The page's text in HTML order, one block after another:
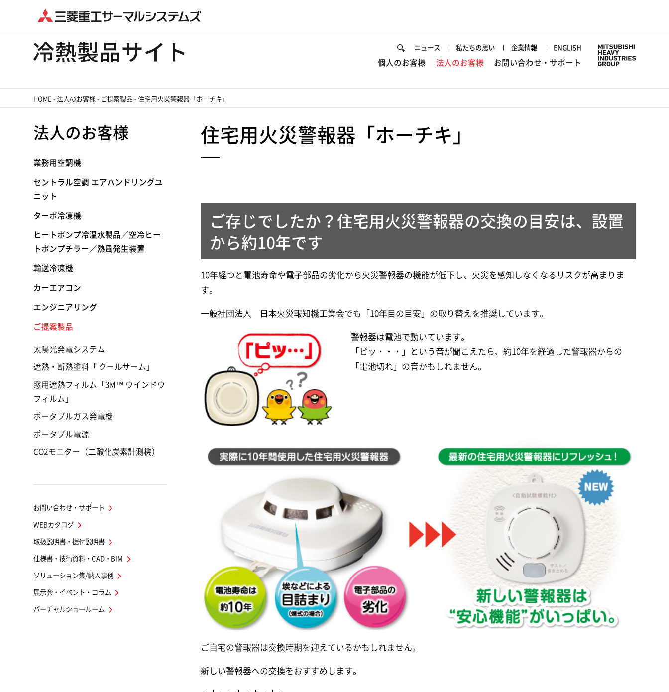
ニュース 私たちの思い 企業情報 ENGLISH
個人のお客様 法人のお客様 お問い合わせ・サポート
HOME -法人のお客様 - ご提案製品 -住宅用火災警報器「ホーチキ」
住宅用火災警報器「ホーチキ」
ご存じでしたか？住宅用火災警報器の交換の目安は、設置
から約10年です
10年経つと電池寿命や電子部品の劣化から火災警報器の機能が低下し、火災を感知しなくなるリスクが高まりま
す。
一般社団法人 日本火災報知機工業会でも「10年目の目安」の取り替えを推奨しています。
警報器は電池で動いています。
「ピッ・・・」という音が聞こえたら、約10年を経過した警報器からの
「電池切れ」の音かもしれません。
ご自宅の警報器は交換時期を迎えているかもしれません。
新しい警報器への交換をおすすめします。
法人のお客様
業務用空調機
セントラル空調 エアハンドリングユ
ニット
ターボ冷凍機
ヒートポンプ冷温水製品／空冷ヒー
トポンプチラー／熱風発生装置
輸送冷凍機
カーエアコン
エンジニアリング
ご提案製品
太陽光発電システム
遮熱・断熱塗料「 クールサーム」
窓用遮熱フィルム「3M™ ウインドウ
フィルム」
ポータブルガス発電機
ポータブル電源
CO2モニター（二酸化炭素計測機）
お問い合わせ・サポート
WEBカタログ
取扱説明書・据付説明書
仕様書・技術資料・CAD・BIM
ソリューション集/納入事例
展示会・イベント・コラム
バーチャルショールーム